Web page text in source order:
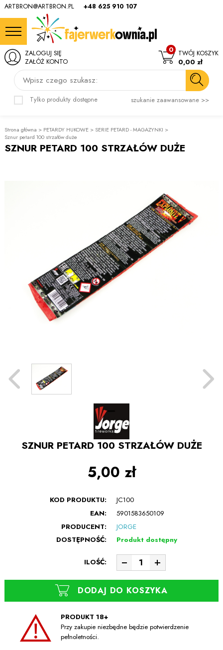
ARTBRON@ARTBRON.PL +48 625 910 107
Wpisz czego szukasz:
Tylko produkty dostępne szukanie zaawansowane >>
ZALOGUJ SIĘ
ZAŁÓŻ KONTO
TWÓJ KOSZYK
0
0,00 zł
Strona główna > PETARDY HUKOWE > SERIE PETARD - MAGAZYNKI >
Sznur petard 100 strzałów duże
SZNUR PETARD 100 STRZAŁÓW DUŻE
SZNUR PETARD 100 STRZAŁÓW DUŻE
5,00 zł
KOD PRODUKTU:
JC100
EAN:
5901583650109
PRODUCENT:
JORGE
DOSTĘPNOŚĆ:
Produkt dostępny
ILOŚĆ:
DODAJ DO KOSZYKA
PRODUKT 18+
Przy zakupie niezbędne będzie potwierdzenie
pełnoletności.